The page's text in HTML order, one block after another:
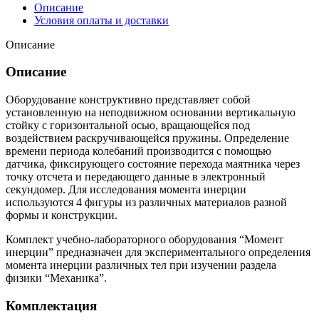
Описание
Условия оплаты и доставки
Описание
Описание
Оборудование конструктивно представляет собой
установленную на неподвижном основании вертикальную
стойку с горизонтальной осью, вращающейся под
воздействием раскручивающейся пружины. Определение
времени периода колебаний производится с помощью
датчика, фиксирующего состояние перехода маятника через
точку отсчета и передающего данные в электронный
секундомер. Для исследования момента инерции
используются 4 фигуры из различных материалов разной
формы и конструкции.
Комплект учебно-лабораторного оборудования “Момент
инерции” предназначен для экспериментального определения
момента инерции различных тел при изучении раздела
физики “Механика”.
Комплектация